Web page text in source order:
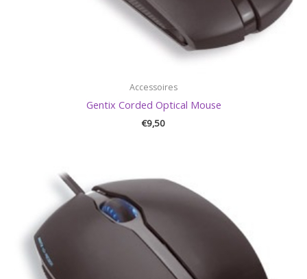
Accessoires
Gentix Corded Optical Mouse
€9,50